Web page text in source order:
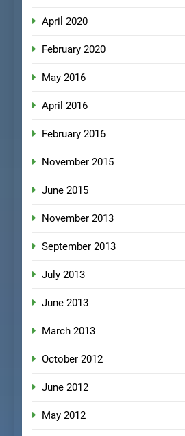
April 2020
February 2020
May 2016
April 2016
February 2016
November 2015
June 2015
November 2013
September 2013
July 2013
June 2013
March 2013
October 2012
June 2012
May 2012